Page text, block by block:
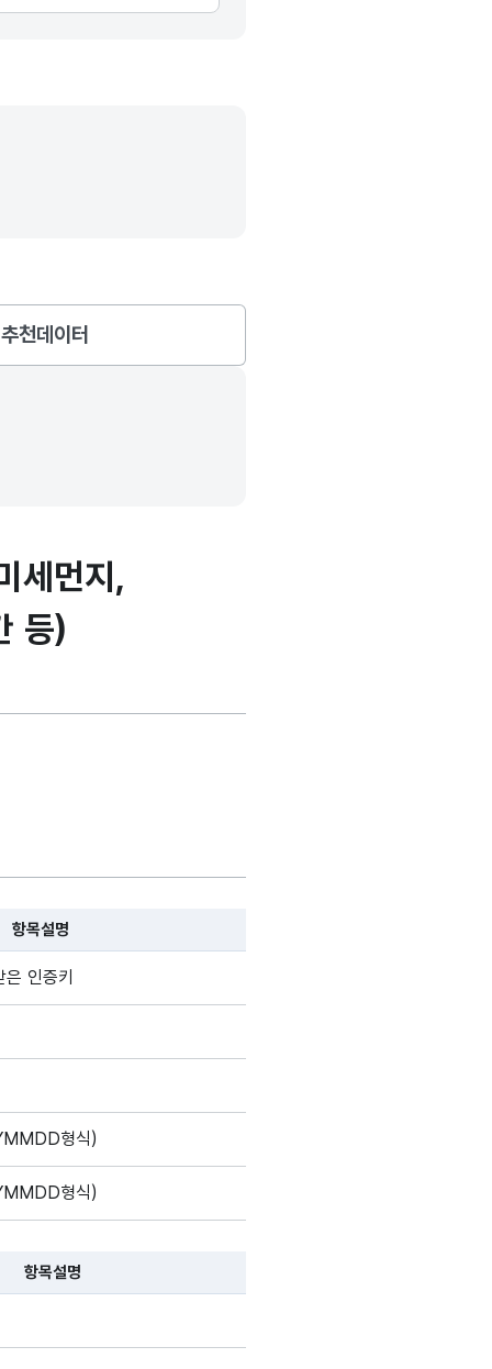
추천데이터
세먼지,
등)
설명순으로 나열됩니다.
항목설명
인증키
형식)
형식)
항목설명